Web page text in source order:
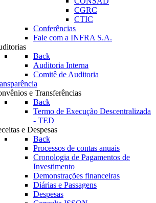
CGRC
CTIC
Conferências
Fale com a INFRA S.A.
Back
Auditoria Interna
Comitê de Auditoria
e Transferências
Back
Termo de Execução Descentralizada
- TED
e Despesas
Back
Processos de contas anuais
Cronologia de Pagamentos de
Investimento
Demonstrações financeiras
Diárias e Passagens
Despesas